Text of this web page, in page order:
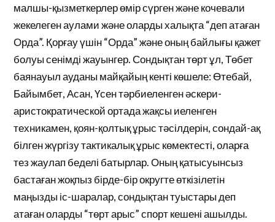
малшы-қызметкерлер өмір сүрген және кочевали
жекелеген аулами және оларды халықта “деп атаған
Орда”. Қорғау үшін “Орда” және оның байлығы қажет
болуы сенімді жауынгер. Сондықтан төрт ұл, Төбет
баянауыл ауданы майқайың кенті көшеле: Өтебай,
Байымбет, Асан, Үсен тәрбиеленген әскери-
аристократической ортада жақсы иеленген
техникамен, қоян-қолтық ұрыс тәсілдерін, сондай-ақ
білген жүргізу тактикалық ұрыс көмектесті, оларға
тез жаулап беделі батырлар. Оның қатысуынсыз
бастаған жоқпыз бірде-бір округте өткізілетін
маңызды іс-шаралар, сондықтан туыстары деп
атаған оларды “төрт арыс” спорт кешені ашылды.